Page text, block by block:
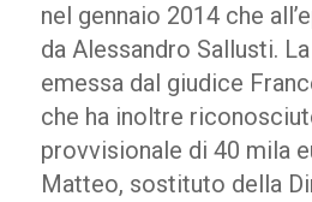
nel gennaio 2014 che
da Alessandro Sallusti.
emessa dal giudice
che ha inoltre
provvisionale di 40 mila
Matteo, sostituto della